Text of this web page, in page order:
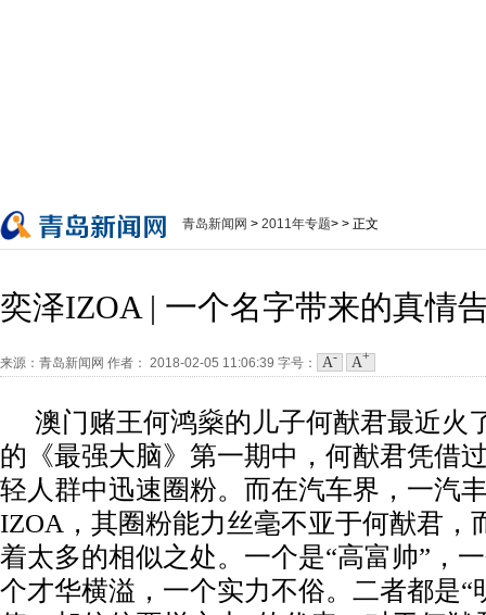
青岛新闻网 > 2011年专题> > 正文
奕泽IZOA | 一个名字带来的真情
来源：青岛新闻网 作者： 2018-02-05 11:06:39 字号： A- A+
澳门赌王何鸿燊的儿子何猷君最近火
的《最强大脑》第一期中，何猷君凭借
轻人群中迅速圈粉。而在汽车界，一汽
IZOA，其圈粉能力丝毫不亚于何猷君，
着太多的相似之处。一个是“高富帅”，
个才华横溢，一个实力不俗。二者都是“